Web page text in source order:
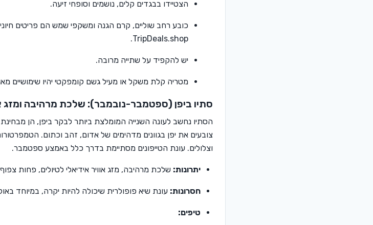
הצטיידו בבגדים קלים, נושמים וסופחי זיעה.
כובע רחב שוליים, קרם הגנה ומשקפי שמש הם פריטים
TripDeals.shop.
יש להקפיד על שתייה מרובה.
מטריה קלת משקל או מעיל גשם קומפקטי יהיו שימושיים
סתיו ביפן (ספטמבר-נובמבר): שלכת מרהיבה ומזג
הסתיו נחשב לעונה השנייה המומלצת ביותר לבקר ביפן, הן מבחינת
צובעים את יפן בגוונים מדהימים של אדום, זהב וכתום.
וצלולים. עונת הטייפונים מסתיימת בדרך כלל באמצע ספטמבר.
יתרונות: שלכת מרהיבה, מזג אוויר אידיאלי לטיולים, פחות
חסרונות: עונת שיא פופולרית שיכולה להיות יקרה, במיוחד
טיפים: